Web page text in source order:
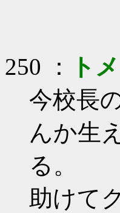
250 ： ト
今校長
んか生
る。
助けて